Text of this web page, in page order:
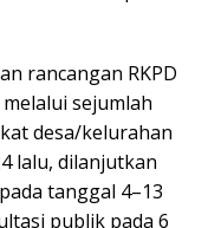
rancangan RKPD
sejumlah
desa/kelurahan
lalu, dilanjutkan
tanggal 4–13
publik pada 6